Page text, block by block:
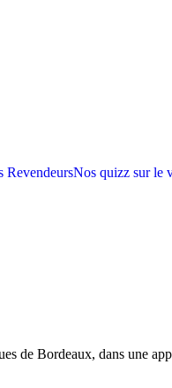
RevendeursNos quizz sur le
de Bordeaux, dans une